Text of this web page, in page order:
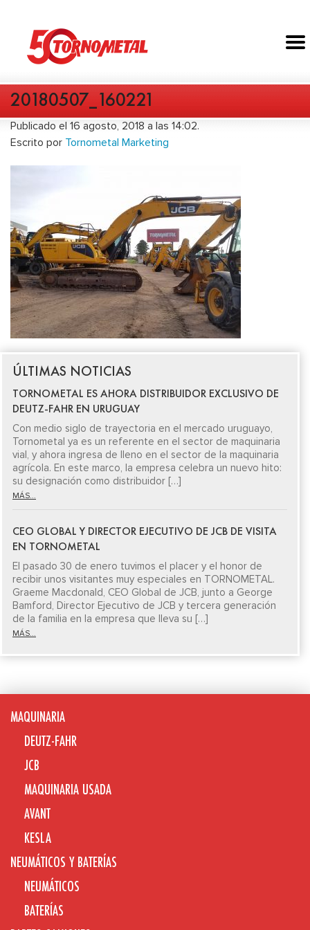
20180507_160221
Publicado el 16 agosto, 2018 a las 14:02.
Escrito por Tornometal Marketing
ÚLTIMAS NOTICIAS
TORNOMETAL ES AHORA DISTRIBUIDOR EXCLUSIVO DE
DEUTZ-FAHR EN URUGUAY
Con medio siglo de trayectoria en el mercado uruguayo,
Tornometal ya es un referente en el sector de maquinaria
vial, y ahora ingresa de lleno en el sector de la maquinaria
agrícola. En este marco, la empresa celebra un nuevo hito:
su designación como distribuidor […]
MÁS...
CEO GLOBAL Y DIRECTOR EJECUTIVO DE JCB DE VISITA
EN TORNOMETAL
El pasado 30 de enero tuvimos el placer y el honor de
recibir unos visitantes muy especiales en TORNOMETAL.
Graeme Macdonald, CEO Global de JCB, junto a George
Bamford, Director Ejecutivo de JCB y tercera generación
de la familia en la empresa que lleva su […]
MÁS...
MAQUINARIA
DEUTZ-FAHR
JCB
MAQUINARIA USADA
AVANT
KESLA
NEUMÁTICOS Y BATERÍAS
NEUMÁTICOS
BATERÍAS